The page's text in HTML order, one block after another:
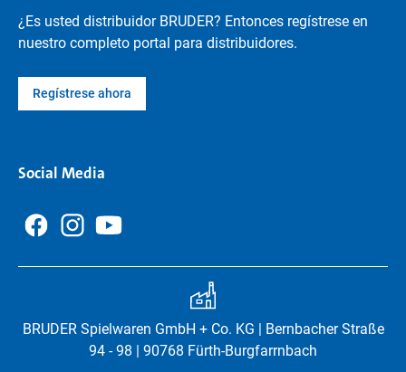
¿Es usted distribuidor BRUDER? Entonces regístrese en
nuestro completo portal para distribuidores.
Regístrese ahora
Social Media
BRUDER Spielwaren GmbH + Co. KG | Bernbacher Straße
94 - 98 | 90768 Fürth-Burgfarrnbach